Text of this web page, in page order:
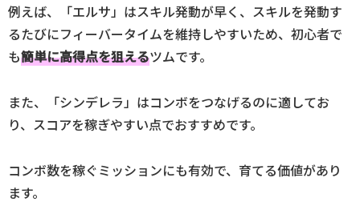
例えば、「エルサ」はスキル発動が早く、スキルを発動す
るたびにフィーバータイムを維持しやすいため、初心者で
も簡単に高得点を狙えるツムです。
また、「シンデレラ」はコンボをつなげるのに適してお
り、スコアを稼ぎやすい点でおすすめです。
コンボ数を稼ぐミッションにも有効で、育てる価値があり
ます。